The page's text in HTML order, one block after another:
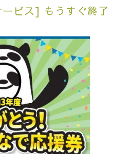
ビス] もうすぐ終了